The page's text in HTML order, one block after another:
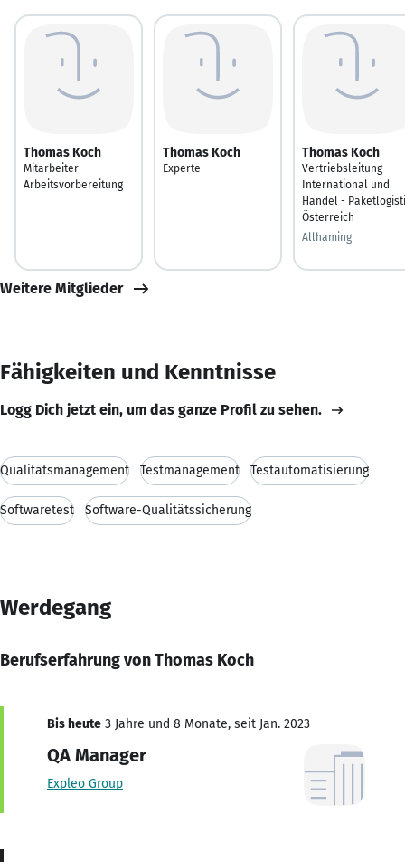
Thomas Koch
Mitarbeiter
Arbeitsvorbereitung
Thomas Koch
Experte
Thomas Koch
Vertriebsleitung
International und
Handel -
Österreich
Allhaming
Weitere Mitglieder
Fähigkeiten und Kenntnisse
Logg Dich jetzt ein, um das ganze Profil zu sehen.
Qualitätsmanagement Testmanagement Testautomatisierung
Softwaretest Software-Qualitätssicherung
Werdegang
Berufserfahrung von Thomas Koch
Bis heute 3 Jahre und 8 Monate, seit Jan. 2023
QA Manager
Expleo Group